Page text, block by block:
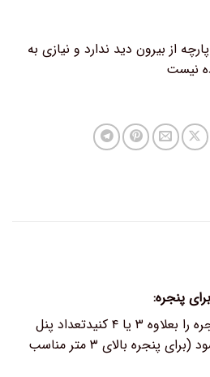
از بیرون دید ندارد و نیازی به
نیست
پنجره:
برای حالت پرچین عرض پنجره را بعلاوه ۳ یا ۴ کنیدتعداد پنل
های مورد نیاز مشخص میشود (برای پنجره بالای ۳ متر مناسب